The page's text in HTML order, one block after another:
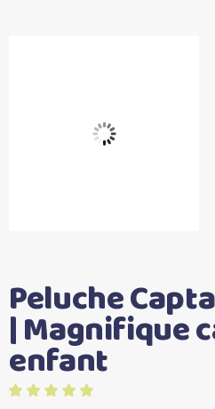
Peluche
| Magnifique
enfant